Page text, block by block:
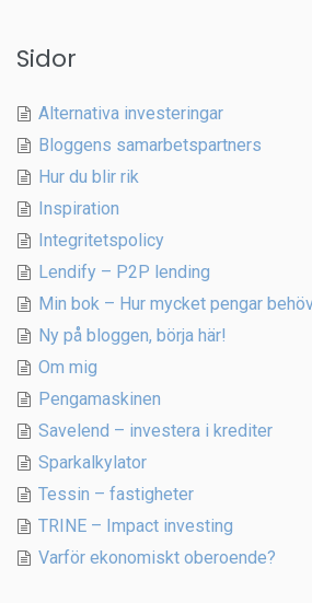
Sidor
Alternativa investeringar
Bloggens samarbetspartners
Hur du blir rik
Inspiration
Integritetspolicy
Lendify – P2P lending
Min bok – Hur mycket pengar
Ny på bloggen, börja här!
Om mig
Pengamaskinen
Savelend – investera i krediter
Sparkalkylator
Tessin – fastigheter
TRINE – Impact investing
Varför ekonomiskt oberoende?